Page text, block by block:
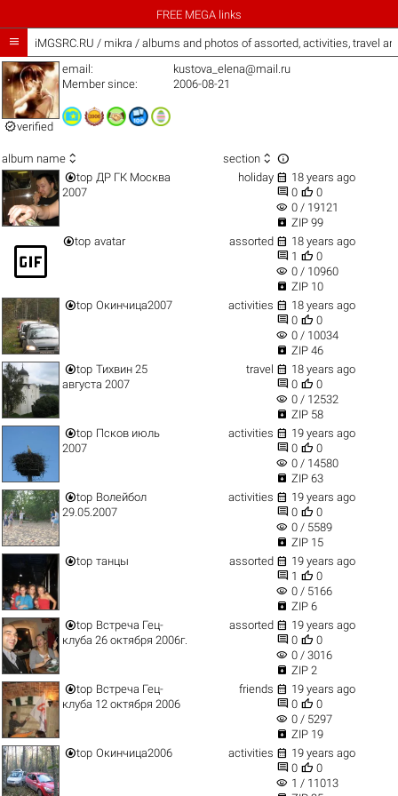
FREE MEGA links
 iMGSRC.RU / mikra / albums and photos of assorted, activities, travel
verified
email:
kustova_elena@mail.ru
Member since:
2006-08-21
album name  section  
top ДР ГК Москва
2007
holiday  18 years ago
 0  0
visibility 0 / 19121
 ZIP 99
gif_box top avatar assorted  18 years ago
 1  0
visibility 0 / 10960
 ZIP 10
top Окинчица2007 activities  18 years ago
 0  0
visibility 0 / 10034
 ZIP 46
top Тихвин 25
августа 2007
travel  18 years ago
 0  0
visibility 0 / 12532
 ZIP 58
top Псков июль
2007
activities  19 years ago
 0  0
visibility 0 / 14580
 ZIP 63
top Волейбол
29.05.2007
activities  19 years ago
 0  0
visibility 0 / 5589
 ZIP 15
top танцы assorted  19 years ago
 1  0
visibility 0 / 5166
 ZIP 6
top Встреча Гец-
клуба 26 октября 2006г.
assorted  19 years ago
 0  0
visibility 0 / 3016
 ZIP 2
top Встреча Гец-
клуба 12 октября 2006
friends  19 years ago
 0  0
visibility 0 / 5297
 ZIP 19
top Окинчица2006 activities  19 years ago
 0  0
visibility 1 / 11013